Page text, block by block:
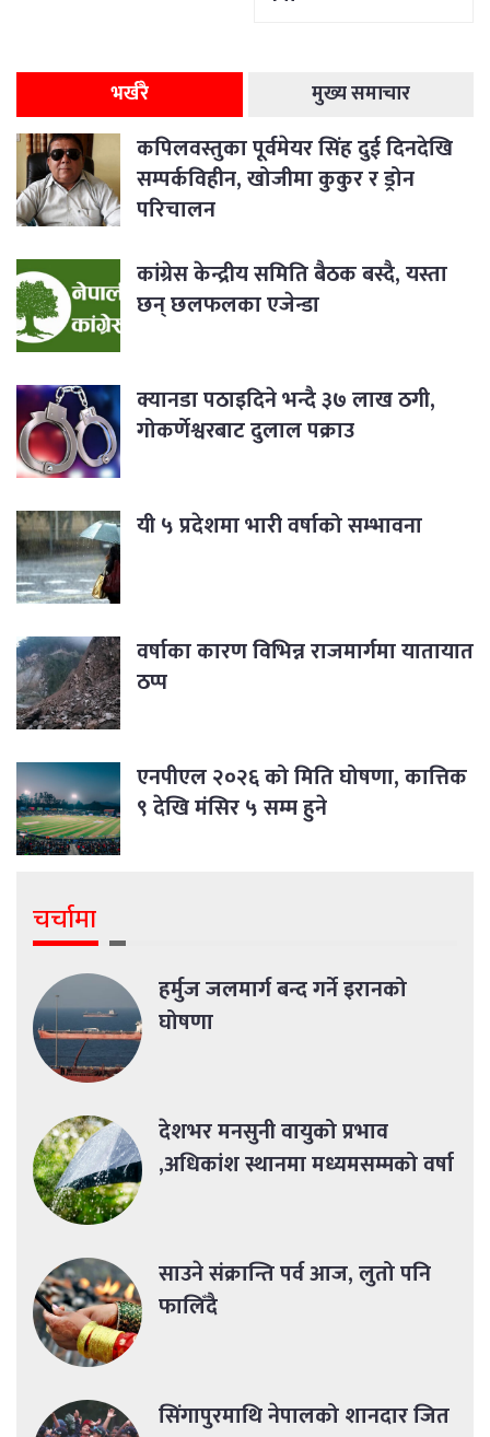
भर्खरै मुख्य समाचार
कपिलवस्तुका पूर्वमेयर सिंह दुई दिनदेखि
सम्पर्कविहीन, खोजीमा कुकुर र ड्रोन
परिचालन
कांग्रेस केन्द्रीय समिति बैठक बस्दै, यस्ता
छन् छलफलका एजेन्डा
क्यानडा पठाइदिने भन्दै ३७ लाख ठगी,
गोकर्णेश्वरबाट दुलाल पक्राउ
यी ५ प्रदेशमा भारी वर्षाको सम्भावना
वर्षाका कारण विभिन्न राजमार्गमा यातायात
ठप्प
एनपीएल २०२६ को मिति घोषणा, कात्तिक
९ देखि मंसिर ५ सम्म हुने
चर्चामा
हर्मुज जलमार्ग बन्द गर्ने इरानको
घोषणा
देशभर मनसुनी वायुको प्रभाव
,अधिकांश स्थानमा मध्यमसम्मको वर्षा
साउने संक्रान्ति पर्व आज, लुतो पनि
फालिँदै
सिंगापुरमाथि नेपालको शानदार जित